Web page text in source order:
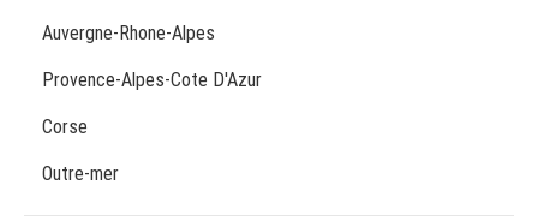
Auvergne-Rhone-Alpes
Provence-Alpes-Cote D'Azur
Corse
Outre-mer